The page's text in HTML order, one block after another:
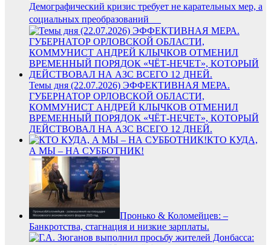
Демографический кризис требует не карательных мер, а
социальных преобразований
Темы дня (22.07.2026) ЭФФЕКТИВНАЯ МЕРА.
ГУБЕРНАТОР ОРЛОВСКОЙ ОБЛАСТИ,
КОММУНИСТ АНДРЕЙ КЛЫЧКОВ ОТМЕНИЛ
ВРЕМЕННЫЙ ПОРЯДОК «ЧЁТ-НЕЧЕТ», КОТОРЫЙ
ДЕЙСТВОВАЛ НА АЗС ВСЕГО 12 ДНЕЙ.
КТО КУДА,
А МЫ – НА СУББОТНИК!
Пронько & Коломейцев: –
Банкротства, стагнация и низкие зарплаты.